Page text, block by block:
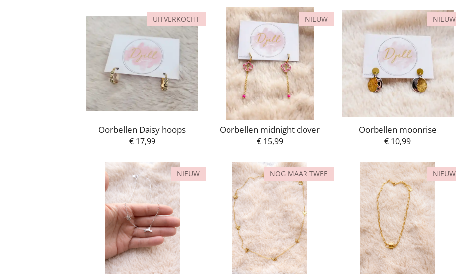
UITVERKOCHT
Oorbellen Daisy hoops
€ 17,99
NIEUW
Oorbellen midnight clover
€ 15,99
NIEUW
Oorbellen moonrise
€ 10,99
NIEUW NOG MAAR TWEE NIEUW